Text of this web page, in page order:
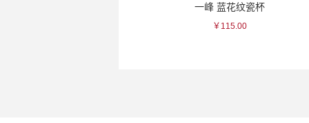
锦工门 金彩/银彩瓷
￥530.00